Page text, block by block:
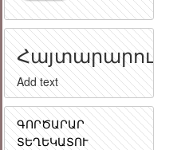
Add text
ԳՈՐԾԱՐԱՐ
ՏԵՂԵԿԱՏՈՒ